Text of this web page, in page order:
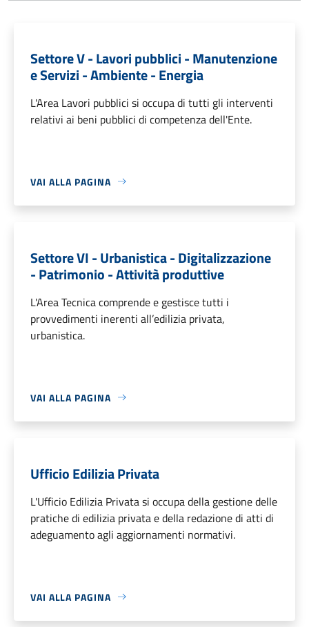
Settore V - Lavori pubblici - Manutenzione
e Servizi - Ambiente - Energia
L'Area Lavori pubblici si occupa di tutti gli interventi
relativi ai beni pubblici di competenza dell'Ente.
VAI ALLA PAGINA
Settore VI - Urbanistica - Digitalizzazione
- Patrimonio - Attività produttive
L'Area Tecnica comprende e gestisce tutti i
provvedimenti inerenti all’edilizia privata,
urbanistica.
VAI ALLA PAGINA
Ufficio Edilizia Privata
L'Ufficio Edilizia Privata si occupa della gestione delle
pratiche di edilizia privata e della redazione di atti di
adeguamento agli aggiornamenti normativi.
VAI ALLA PAGINA